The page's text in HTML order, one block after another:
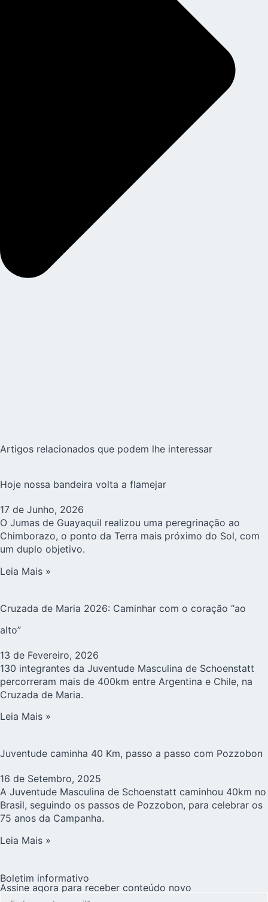
Artigos relacionados que podem lhe interessar
Hoje nossa bandeira volta a flamejar
17 de Junho, 2026
O Jumas de Guayaquil realizou uma peregrinação ao
Chimborazo, o ponto da Terra mais próximo do Sol, com
um duplo objetivo.
Leia Mais »
Cruzada de Maria 2026: Caminhar com o coração “ao
alto”
13 de Fevereiro, 2026
130 integrantes da Juventude Masculina de Schoenstatt
percorreram mais de 400km entre Argentina e Chile, na
Cruzada de Maria.
Leia Mais »
Juventude caminha 40 Km, passo a passo com Pozzobon
16 de Setembro, 2025
A Juventude Masculina de Schoenstatt caminhou 40km no
Brasil, seguindo os passos de Pozzobon, para celebrar os
75 anos da Campanha.
Leia Mais »
Boletim informativo
Assine agora para receber conteúdo novo